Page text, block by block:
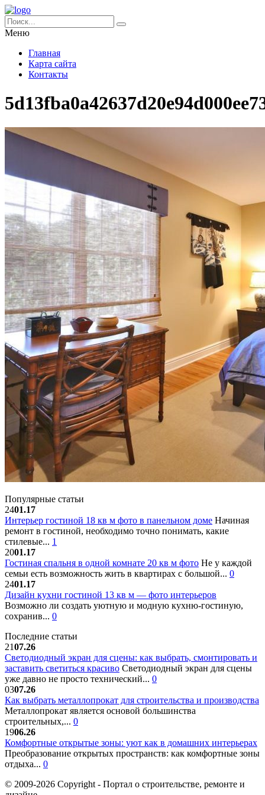
Меню
Главная
Карта сайта
Контакты
Популярные статьи
2401.17
Интерьер гостиной 18 кв м фото в панельном доме Начиная
ремонт в гостиной, необходимо точно понимать, какие
стилевые... 1
2001.17
Гостиная спальня в одной комнате 20 кв м фото Не у каждой
семьи есть возможность жить в квартирах с большой... 0
2401.17
Дизайн кухни гостиной 13 кв м — фото интерьеров
Возможно ли создать уютную и модную кухню-гостиную,
сохранив... 0
Последние статьи
2107.26
Светодиодный экран для сцены: как выбрать, смонтировать и
заставить светиться красиво Светодиодный экран для сцены
уже давно не просто технический... 0
0307.26
Как выбрать металлопрокат для строительства и производства
Металлопрокат является основой большинства
строительных,... 0
1906.26
Комфортные открытые зоны: уют как в домашних интерьерах
Преобразование открытых пространств: как комфортные зоны
отдыха... 0
© 2009-2026 Copyright - Портал о строительстве, ремонте и